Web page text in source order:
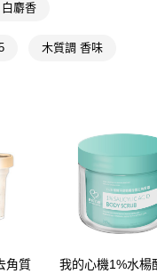
。
結帳。
您需要取消訂單，請聯絡
有效，需透過AFTEE先享
頁面顯示為準，若有關於
，請聯繫「AFTEE先享後付
support/home
麝香
木質調 香味
角質
我的心機1%水楊